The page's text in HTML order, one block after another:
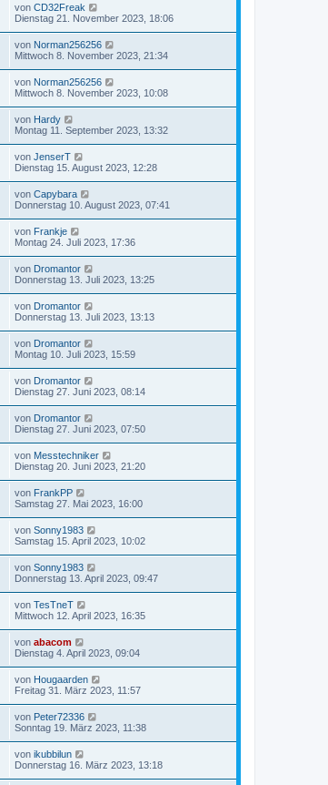
von CD32Freak
Dienstag 21. November 2023, 18:06
von Norman256256
Mittwoch 8. November 2023, 21:34
von Norman256256
Mittwoch 8. November 2023, 10:08
von Hardy
Montag 11. September 2023, 13:32
von JenserT
Dienstag 15. August 2023, 12:28
von Capybara
Donnerstag 10. August 2023, 07:41
von Frankje
Montag 24. Juli 2023, 17:36
von Dromantor
Donnerstag 13. Juli 2023, 13:25
von Dromantor
Donnerstag 13. Juli 2023, 13:13
von Dromantor
Montag 10. Juli 2023, 15:59
von Dromantor
Dienstag 27. Juni 2023, 08:14
von Dromantor
Dienstag 27. Juni 2023, 07:50
von Messtechniker
Dienstag 20. Juni 2023, 21:20
von FrankPP
Samstag 27. Mai 2023, 16:00
von Sonny1983
Samstag 15. April 2023, 10:02
von Sonny1983
Donnerstag 13. April 2023, 09:47
von TesTneT
Mittwoch 12. April 2023, 16:35
von abacom
Dienstag 4. April 2023, 09:04
von Hougaarden
Freitag 31. März 2023, 11:57
von Peter72336
Sonntag 19. März 2023, 11:38
von ikubbilun
Donnerstag 16. März 2023, 13:18